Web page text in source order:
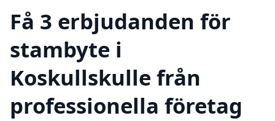
Få 3 erbjudanden för
stambyte i
Koskullskulle från
professionella företag